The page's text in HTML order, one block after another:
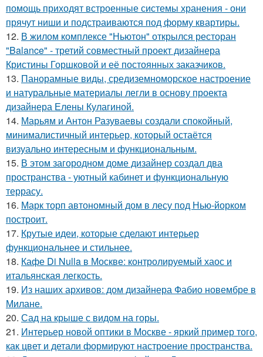
помощь приходят встроенные системы хранения - они
прячут ниши и подстраиваются под форму квартиры.
12. В жилом комплексе "Ньютон" открылся ресторан
"Balance" - третий совместный проект дизайнера
Кристины Горшковой и её постоянных заказчиков.
13. Панорамные виды, средиземноморское настроение
и натуральные материалы легли в основу проекта
дизайнера Елены Кулагиной.
14. Марьям и Антон Разуваевы создали спокойный,
минималистичный интерьер, который остаётся
визуально интересным и функциональным.
15. В этом загородном доме дизайнер создал два
пространства - уютный кабинет и функциональную
террасу.
16. Марк торп автономный дом в лесу под Нью-йорком
построит.
17. Крутые идеи, которые сделают интерьер
функциональнее и стильнее.
18. Кафе Di Nulla в Москве: контролируемый хаос и
итальянская легкость.
19. Из наших архивов: дом дизайнера Фабио новембре в
Милане.
20. Сад на крыше с видом на горы.
21. Интерьер новой оптики в Москве - яркий пример того,
как цвет и детали формируют настроение пространства.